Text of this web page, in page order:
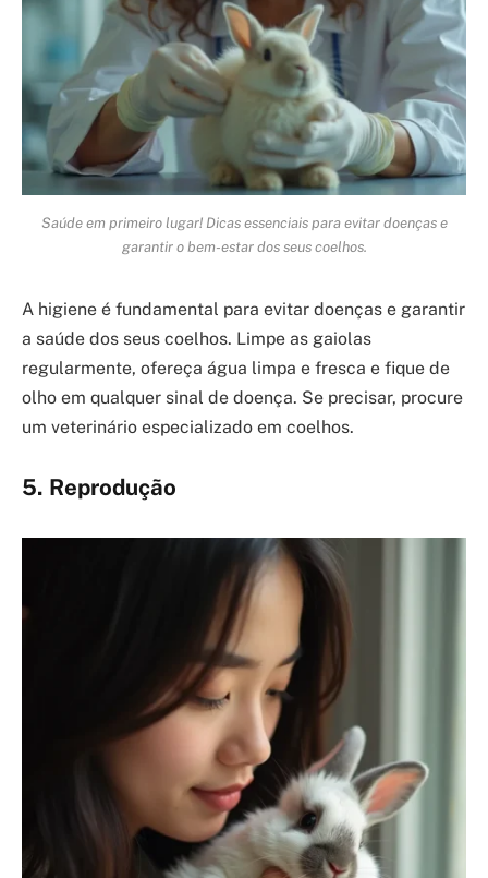
Saúde em primeiro lugar! Dicas essenciais para evitar doenças e
garantir o bem-estar dos seus coelhos.
A higiene é fundamental para evitar doenças e garantir
a saúde dos seus coelhos. Limpe as gaiolas
regularmente, ofereça água limpa e fresca e fique de
olho em qualquer sinal de doença. Se precisar, procure
um veterinário especializado em coelhos.
5. Reprodução